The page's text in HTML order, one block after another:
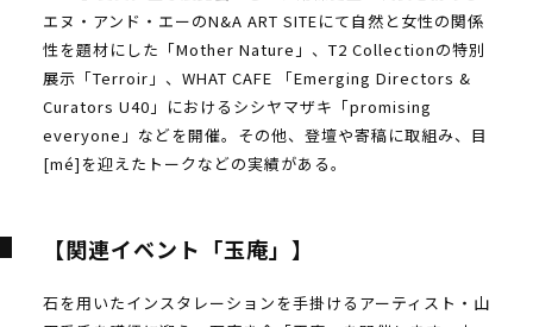
エヌ・アンド・エーのN&A ART SITEにて自然と女性の関係
性を題材にした「Mother Nature」、T2 Collectionの特別
展示「Terroir」、WHAT CAFE 「Emerging Directors &
Curators U40」におけるシシヤマザキ「promising
everyone」などを開催。その他、登壇や寄稿に取組み、目
[mé]を迎えたトークなどの実績がある。
【関連イベント「玉庵」】
石を用いたインスタレーションを手掛けるアーティスト・山